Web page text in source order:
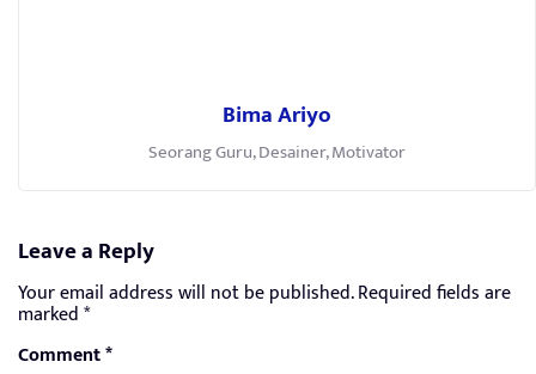
Bima Ariyo
Seorang Guru, Desainer, Motivator
Leave a Reply
Your email address will not be published.Required fields are
marked*
Comment*